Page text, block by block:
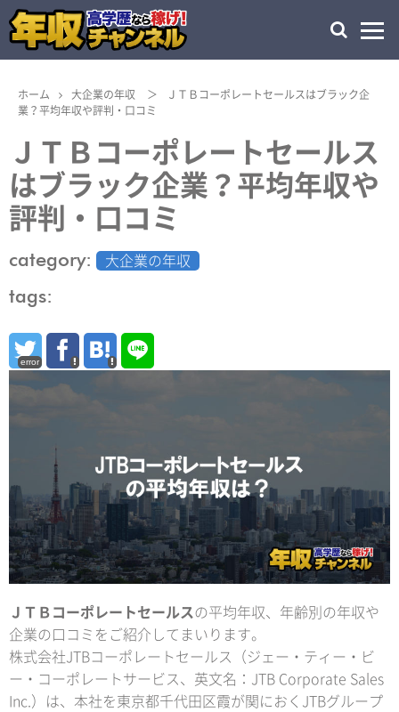
ホーム 大企業の年収 ＞
ＪＴＢコーポレートセールスはブラック企
業？平均年収や評判・口コミ
ＪＴＢコーポレートセールス
はブラック企業？平均年収や
評判・口コミ
category: 大企業の年収
tags:
error
ＪＴＢコーポレートセールスの平均年収、年齢別の年収や
企業の口コミをご紹介してまいります。
株式会社JTBコーポレートセールス（ジェー・ティー・ビ
ー・コーポレートサービス、英文名：JTB Corporate Sales
Inc.）は、本社を東京都千代田区霞が関におくJTBグループ